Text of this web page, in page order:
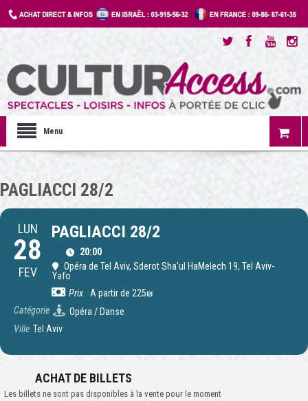
Menu
PAGLIACCI 28/2
LUN
28
FEV
PAGLIACCI 28/2
20:00
Opéra de Tel Aviv, Sderot Sha'ul HaMelech 19, Tel Aviv-
Yafo
Prix
A partir de 225₪
Catégorie
Opéra / Danse
Ville Tel Aviv
ACHAT DE BILLETS
Les billets ne sont pas disponibles à la vente pour le moment